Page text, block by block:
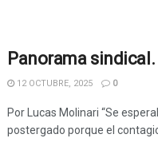
Panorama
12 OCTUBRE, 2025 0
Por Lucas Molinari “Se
postergado porque el